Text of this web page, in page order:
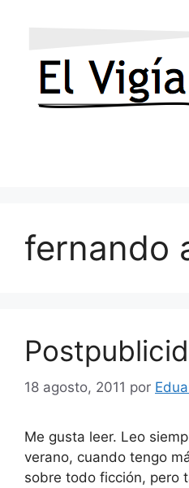
fernando
18 agosto, 2011 por
Me gusta leer. Leo
verano, cuando tengo
sobre todo ficción, pero